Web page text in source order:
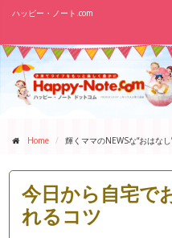
ハッピー・ノート.com
Home 輝くママのNEWSな“おはなし
今日から自宅で
れるコツ